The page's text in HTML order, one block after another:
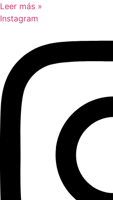
Leer más »
Instagram